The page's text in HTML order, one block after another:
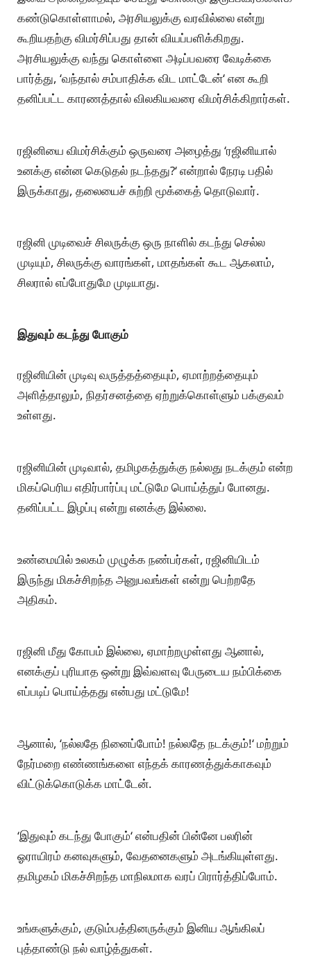
கண்டுகொள்ளாமல், அரசியலுக்கு வரவில்லை என்று
கூறியதற்கு விமர்சிப்பது தான் வியப்பளிக்கிறது.
அரசியலுக்கு வந்து கொள்ளை அடிப்பவரை வேடிக்கை
பார்த்து, ‘வந்தால் சம்பாதிக்க விட மாட்டேன்‘ என கூறி
தனிப்பட்ட காரணத்தால் விலகியவரை விமர்சிக்கிறார்கள்.
ரஜினியை விமர்சிக்கும் ஒருவரை அழைத்து ‘ரஜினியால்
உனக்கு என்ன கெடுதல் நடந்தது?‘ என்றால் நேரடி பதில்
இருக்காது, தலையைச் சுற்றி மூக்கைத் தொடுவார்.
ரஜினி முடிவைச் சிலருக்கு ஒரு நாளில் கடந்து செல்ல
முடியும், சிலருக்கு வாரங்கள், மாதங்கள் கூட ஆகலாம்,
சிலரால் எப்போதுமே முடியாது.
இதுவும் கடந்து போகும்
ரஜினியின் முடிவு வருத்தத்தையும், ஏமாற்றத்தையும்
அளித்தாலும், நிதர்சனத்தை ஏற்றுக்கொள்ளும் பக்குவம்
உள்ளது.
ரஜினியின் முடிவால், தமிழகத்துக்கு நல்லது நடக்கும் என்ற
மிகப்பெரிய எதிர்பார்ப்பு மட்டுமே பொய்த்துப் போனது.
தனிப்பட்ட இழப்பு என்று எனக்கு இல்லை.
உண்மையில் உலகம் முழுக்க நண்பர்கள், ரஜினியிடம்
இருந்து மிகச்சிறந்த அனுபவங்கள் என்று பெற்றதே
அதிகம்.
ரஜினி மீது கோபம் இல்லை, ஏமாற்றமுள்ளது ஆனால்,
எனக்குப் புரியாத ஒன்று இவ்வளவு பேருடைய நம்பிக்கை
எப்படிப் பொய்த்தது என்பது மட்டுமே!
ஆனால், ‘நல்லதே நினைப்போம்! நல்லதே நடக்கும்!‘ மற்றும்
நேர்மறை எண்ணங்களை எந்தக் காரணத்துக்காகவும்
விட்டுக்கொடுக்க மாட்டேன்.
‘இதுவும் கடந்து போகும்‘ என்பதின் பின்னே பலரின்
ஓராயிரம் கனவுகளும், வேதனைகளும் அடங்கியுள்ளது.
தமிழகம் மிகச்சிறந்த மாநிலமாக வரப் பிரார்த்திப்போம்.
உங்களுக்கும், குடும்பத்தினருக்கும் இனிய ஆங்கிலப்
புத்தாண்டு நல் வாழ்த்துகள்.